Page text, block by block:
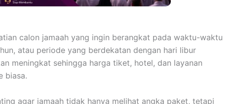
calon jamaah yang ingin berangkat pada waktu-waktu
atau periode yang berdekatan dengan hari libur
meningkat sehingga harga tiket, hotel, dan layanan
biasa.
agar jamaah tidak hanya melihat angka paket, tetapi